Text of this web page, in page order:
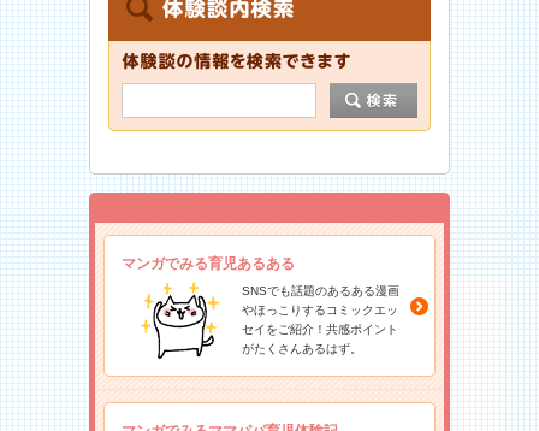
マンガでみる育児あるある
SNSでも話題のあるある漫画
やほっこりするコミックエッ
セイをご紹介！共感ポイント
がたくさんあるはず。